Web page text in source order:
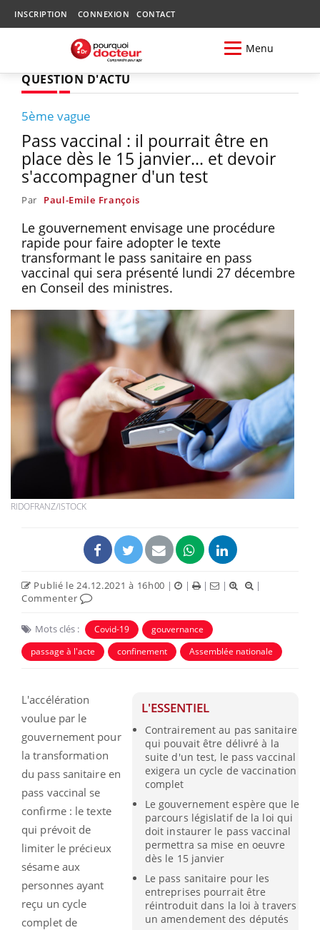
INSCRIPTION CONNEXION CONTACT
Menu
QUESTION D'ACTU
5ème vague
Pass vaccinal : il pourrait être en
place dès le 15 janvier... et devoir
s'accompagner d'un test
Par Paul-Emile François
Le gouvernement envisage une procédure
rapide pour faire adopter le texte
transformant le pass sanitaire en pass
vaccinal qui sera présenté lundi 27 décembre
en Conseil des ministres.
RIDOFRANZ/ISTOCK
Publié le 24.12.2021 à 16h00 | | | |
|
Commenter
Mots clés : Covid-19
gouvernance
passage à l'acte
confinement Assemblée nationale
L'ESSENTIEL
Contrairement au pas sanitaire
qui pouvait être délivré à la
suite d'un test, le pass vaccinal
exigera un cycle de vaccination
complet
Le gouvernement espère que le
parcours législatif de la loi qui
doit instaurer le pass vaccinal
permettra sa mise en oeuvre
dès le 15 janvier
Le pass sanitaire pour les
entreprises pourrait être
réintroduit dans la loi à travers
un amendement des députés
L'accélération
voulue par le
gouvernement pour
la transformation
du pass sanitaire en
pass vaccinal se
confirme : le texte
qui prévoit de
limiter le précieux
sésame aux
personnes ayant
reçu un cycle
complet de